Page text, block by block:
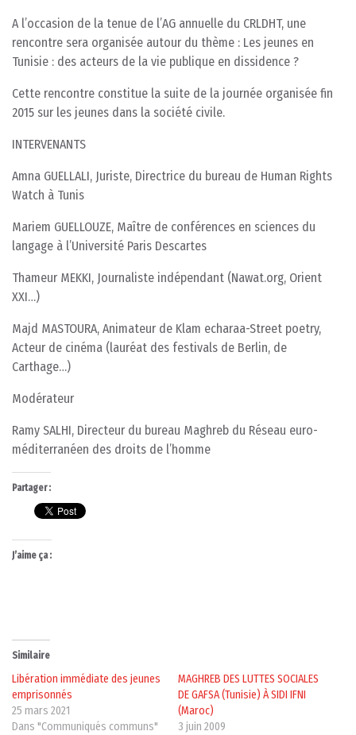
A l’occasion de la tenue de l’AG annuelle du CRLDHT, une
rencontre sera organisée autour du thème : Les jeunes en
Tunisie : des acteurs de la vie publique en dissidence ?
Cette rencontre constitue la suite de la journée organisée fin
2015 sur les jeunes dans la société civile.
INTERVENANTS
Amna GUELLALI, Juriste, Directrice du bureau de Human Rights
Watch à Tunis
Mariem GUELLOUZE, Maître de conférences en sciences du
langage à l’Université Paris Descartes
Thameur MEKKI, Journaliste indépendant (Nawat.org, Orient
XXI…)
Majd MASTOURA, Animateur de Klam echaraa-Street poetry,
Acteur de cinéma (lauréat des festivals de Berlin, de
Carthage…)
Modérateur
Ramy SALHI, Directeur du bureau Maghreb du Réseau euro-
méditerranéen des droits de l’homme
Partager :
J’aime ça :
Similaire
Libération immédiate des jeunes
emprisonnés
25 mars 2021
Dans "Communiqués communs"
MAGHREB DES LUTTES SOCIALES
DE GAFSA (Tunisie) À SIDI IFNI
(Maroc)
3 juin 2009